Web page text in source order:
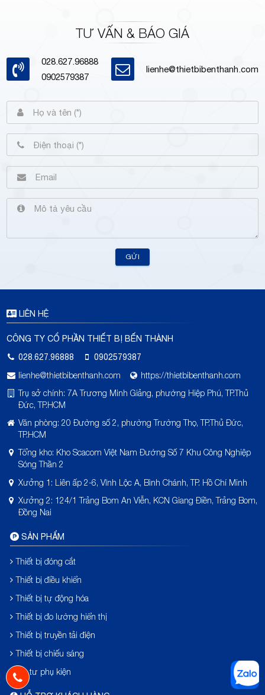
TƯ VẤN & BÁO GIÁ
028.627.96888
0902579387
lienhe@thietbibenthanh.com
GỬI
LIÊN HỆ
CÔNG TY CỔ PHẦN THIẾT BỊ BẾN THÀNH
028.627.96888
0902579387
lienhe@thietbibenthanh.com
https://thietbibenthanh.com
Trụ sở chính: 7A Trương Minh Giảng, phường Hiệp Phú, TP.Thủ
Đức, TP.HCM
Văn phòng: 20 Đường số 2, phường Trường Thọ, TP.Thủ Đức,
TP.HCM
Tổng kho: Kho Scacom Việt Nam Đường Số 7 Khu Công Nghiệp
Sóng Thần 2
Xưởng 1: Liên ấp 2-6, Vĩnh Lộc A, Bình Chánh, TP. Hồ Chí Minh
Xưởng 2: 124/1 Trảng Bom An Viễn, KCN Giang Điền, Trảng Bom,
Đồng Nai
SẢN PHẨM
Thiết bị đóng cắt
Thiết bị điều khiển
Thiết bị tự động hóa
Thiết bị đo lường hiển thị
Thiết bị truyền tải điện
Thiết bị chiếu sáng
Vật tư phụ kiện